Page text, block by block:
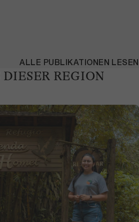
ALLE PUBLIKATIONEN LESEN
DIESER REGION